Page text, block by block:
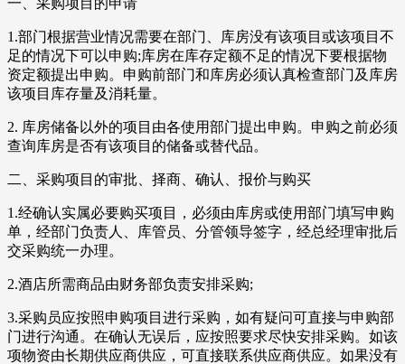
一、采购项目的申请
1.部门根据营业情况需要在部门、库房没有该项目或该项目不
足的情况下可以申购;库房在库存定额不足的情况下要根据物
资定额提出申购。申购前部门和库房必须认真检查部门及库房
该项目库存量及消耗量。
2. 库房储备以外的项目由各使用部门提出申购。申购之前必须
查询库房是否有该项目的储备或替代品。
二、采购项目的审批、择商、确认、报价与购买
1.经确认实属必要购买项目，必须由库房或使用部门填写申购
单，经部门负责人、库管员、分管领导签字，经总经理审批后
交采购统一办理。
2.酒店所需商品由财务部负责安排采购;
3.采购员应按照申购项目进行采购，如有疑问可直接与申购部
门进行沟通。在确认无误后，应按照要求尽快安排采购。如该
项物资由长期供应商供应，可直接联系供应商供应。如果没有